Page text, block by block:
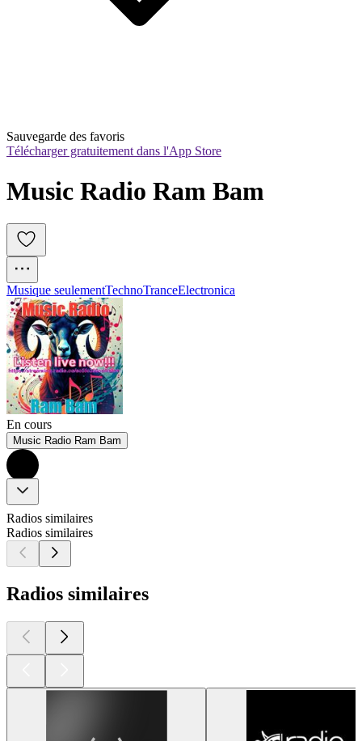
Sauvegarde des favoris
Télécharger gratuitement dans l'App Store
Music Radio Ram Bam
Musique seulementTechnoTranceElectronica
En cours
Music Radio Ram Bam
Radios similaires
Radios similaires
Radios similaires